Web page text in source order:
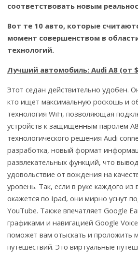
соответствовать новым
Вот те 10 авто, которые
момент совершенством в
технологий.
Лучший автомобиль: Audi A8 (от
Этот седан действительно удобен.
кто ищет максимальную роскошь и
технология WiFi, позволяющая
устройств к защищенным паролем
технологического решения Audi
разработка, новый формат
развлекательных функций, что
удовольствие от вождения на
уровень. Так, если в руке каждого
окажется по Ipad, они мирно уснут
YouTube. Также впечатляет Google
графиками и навигацией Google
поможет вам отыскать и проложить
путешествий. Это виртуальные